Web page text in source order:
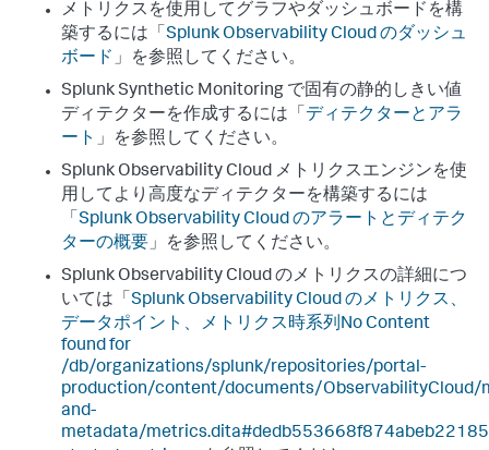
メトリクスを使用してグラフやダッシュボードを構
築するには「 Splunk Observability Cloud のダッシュ
ボード 」を参照してください。
Splunk Synthetic Monitoring で固有の静的しきい値
ディテクターを作成するには「 ディテクターとアラ
ート 」を参照してください。
Splunk Observability Cloud メトリクスエンジンを使
用してより高度なディテクターを構築するには
「 Splunk Observability Cloud のアラートとディテク
ターの概要 」を参照してください。
Splunk Observability Cloud のメトリクスの詳細につ
いては「 Splunk Observability Cloud のメトリクス、
データポイント、メトリクス時系列No Content
found for
/db/organizations/splunk/repositories/portal-
production/content/documents/ObservabilityCloud/
and-
metadata/